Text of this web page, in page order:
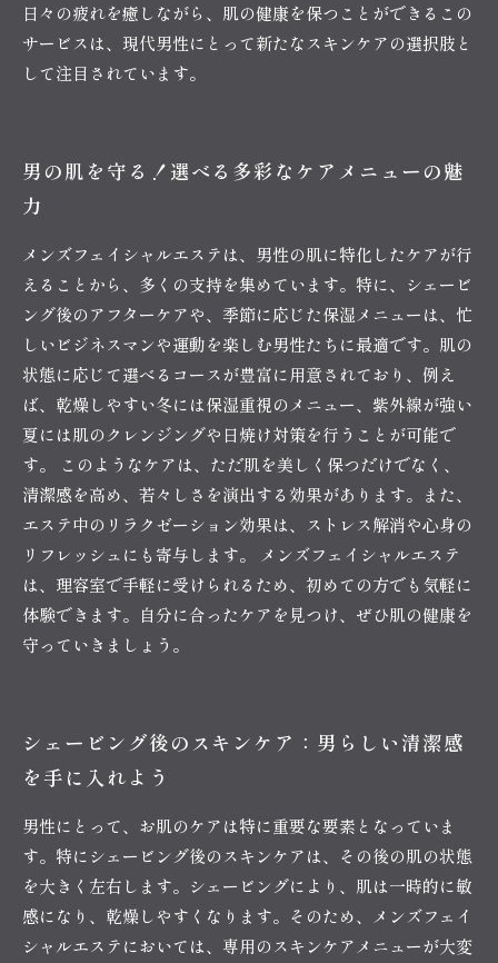
日々の疲れを癒しながら、肌の健康を保つことができるこの
サービスは、現代男性にとって新たなスキンケアの選択肢と
して注目されています。
男の肌を守る！選べる多彩なケアメニューの魅
力
メンズフェイシャルエステは、男性の肌に特化したケアが行
えることから、多くの支持を集めています。特に、シェービ
ング後のアフターケアや、季節に応じた保湿メニューは、忙
しいビジネスマンや運動を楽しむ男性たちに最適です。肌の
状態に応じて選べるコースが豊富に用意されており、例え
ば、乾燥しやすい冬には保湿重視のメニュー、紫外線が強い
夏には肌のクレンジングや日焼け対策を行うことが可能で
す。 このようなケアは、ただ肌を美しく保つだけでなく、
清潔感を高め、若々しさを演出する効果があります。また、
エステ中のリラクゼーション効果は、ストレス解消や心身の
リフレッシュにも寄与します。 メンズフェイシャルエステ
は、理容室で手軽に受けられるため、初めての方でも気軽に
体験できます。自分に合ったケアを見つけ、ぜひ肌の健康を
守っていきましょう。
シェービング後のスキンケア：男らしい清潔感
を手に入れよう
男性にとって、お肌のケアは特に重要な要素となっていま
す。特にシェービング後のスキンケアは、その後の肌の状態
を大きく左右します。シェービングにより、肌は一時的に敏
感になり、乾燥しやすくなります。そのため、メンズフェイ
シャルエステにおいては、専用のスキンケアメニューが大変